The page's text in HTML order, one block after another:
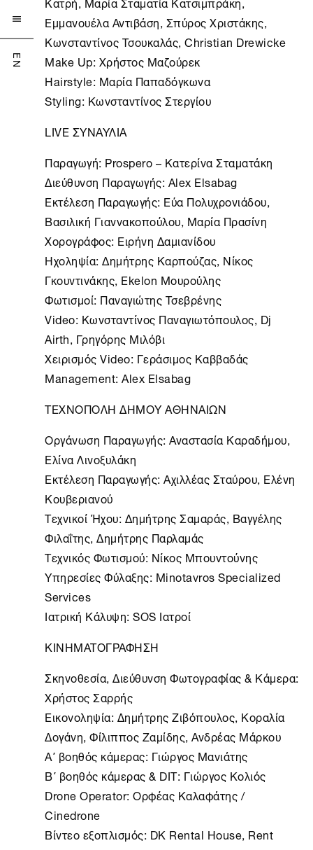

EN
Εμμανουέλα Αντιβάση, Σπύρος Χριστάκης,
Κωνσταντίνος Τσουκαλάς, Christian Drewicke
Make Up: Χρήστος Μαζούρεκ
Hairstyle: Μαρία Παπαδόγκωνα
Styling: Κωνσταντίνος Στεργίου
LIVE ΣΥΝΑΥΛΙΑ
Παραγωγή: Prospero – Κατερίνα Σταματάκη
Διεύθυνση Παραγωγής: Alex Elsabag
Εκτέλεση Παραγωγής: Εύα Πολυχρονιάδου,
Βασιλική Γιαννακοπούλου, Μαρία Πρασίνη
Χορογράφος: Ειρήνη Δαμιανίδου
Ηχοληψία: Δημήτρης Καρπούζας, Νίκος
Γκουντινάκης, Ekelon Μουρούλης
Φωτισμοί: Παναγιώτης Τσεβρένης
Video: Κωνσταντίνος Παναγιωτόπουλος, Dj
Airth, Γρηγόρης Μιλόβι
Χειρισμός Video: Γεράσιμος Καββαδάς
Management: Alex Elsabag
ΤΕΧΝΟΠΟΛΗ ΔΗΜΟΥ ΑΘΗΝΑΙΩΝ
Οργάνωση Παραγωγής: Αναστασία Καραδήμου,
Ελίνα Λινοξυλάκη
Εκτέλεση Παραγωγής: Αχιλλέας Σταύρου, Ελένη
Κουβεριανού
Τεχνικοί Ήχου: Δημήτρης Σαμαράς, Βαγγέλης
Φιλαΐτης, Δημήτρης Παρλαμάς
Τεχνικός Φωτισμού: Νίκος Μπουντούνης
Υπηρεσίες Φύλαξης: Minotavros Specialized
Services
Ιατρική Κάλυψη: SOS Ιατροί
ΚΙΝΗΜΑΤΟΓΡΑΦΗΣΗ
Σκηνοθεσία, Διεύθυνση Φωτογραφίας & Κάμερα:
Χρήστος Σαρρής
Εικονοληψία: Δημήτρης Ζιβόπουλος, Κοραλία
Δογάνη, Φίλιππος Ζαμίδης, Ανδρέας Μάρκου
A΄ βοηθός κάμερας: Γιώργος Μανιάτης
Β΄ βοηθός κάμερας & DIT: Γιώργος Κολιός
Drone Operator: Ορφέας Καλαφάτης /
Cinedrone
Βίντεο εξοπλισμός: DK Rental House, Rent